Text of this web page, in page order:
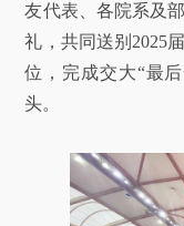
信息公开
关于我们
选择身份
信息系统
友代表、各院系及
礼，共同送别2025
位，完成交大“最
头。